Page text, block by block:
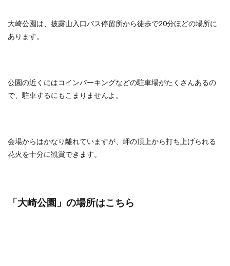
大崎公園は、披露山入口バス停留所から徒歩で20分ほどの場所に
あります。
公園の近くにはコインパーキングなどの駐車場がたくさんあるの
で、駐車するにもこまりませんよ。
会場からはかなり離れていますが、岬の頂上から打ち上げられる
花火を十分に観賞できます。
「大崎公園 」の場所はこちら